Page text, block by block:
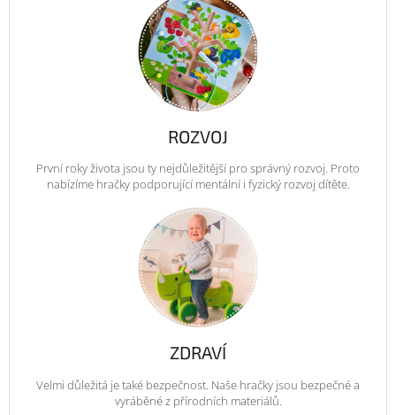
ROZVOJ
První roky života jsou ty nejdůležitější pro správný rozvoj. Proto
nabízíme hračky podporující mentální i fyzický rozvoj dítěte.
ZDRAVÍ
Velmi důležitá je také bezpečnost. Naše hračky jsou bezpečné a
vyráběné z přírodních materiálů.